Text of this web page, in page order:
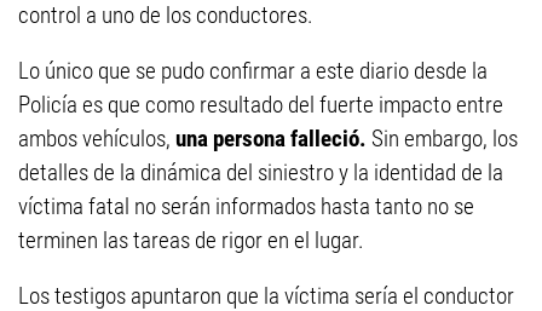
control a uno de los conductores.
Lo único que se pudo confirmar a este diario desde la
Policía es que como resultado del fuerte impacto entre
ambos vehículos, una persona falleció. Sin embargo, los
detalles de la dinámica del siniestro y la identidad de la
víctima fatal no serán informados hasta tanto no se
terminen las tareas de rigor en el lugar.
Los testigos apuntaron que la víctima sería el conductor